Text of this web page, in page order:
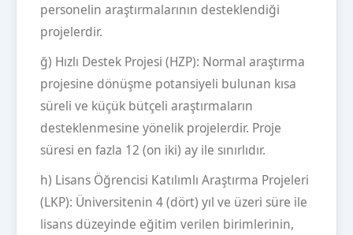
personelin araştırmalarının desteklendiği
projelerdir.
ğ) Hızlı Destek Projesi (HZP): Normal araştırma
projesine dönüşme potansiyeli bulunan kısa
süreli ve küçük bütçeli araştırmaların
desteklenmesine yönelik projelerdir. Proje
süresi en fazla 12 (on iki) ay ile sınırlıdır.
h) Lisans Öğrencisi Katılımlı Araştırma Projeleri
(LKP): Üniversitenin 4 (dört) yıl ve üzeri süre ile
lisans düzeyinde eğitim verilen birimlerinin,